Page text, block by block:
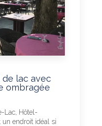
lac avec
ombragée
Lac, Hôtel-
un endroit idéal si